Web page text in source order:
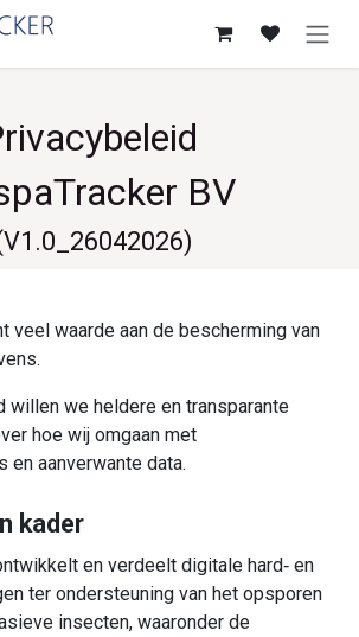
BV
veel waarde aan de bescherming van
willen we heldere en transparante
hoe wij omgaan met
aanverwante data.
kader
en verdeelt digitale hard‑ en
ter ondersteuning van het opsporen
insecten, waaronder de